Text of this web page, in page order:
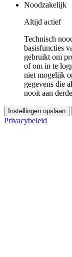
Noodzakelijk
Altijd actief
Technisch
basisfuncties
gebruikt om
of om in te
niet mogelijk
gegevens die
nooit aan
Instellingen opslaan
Privacybeleid